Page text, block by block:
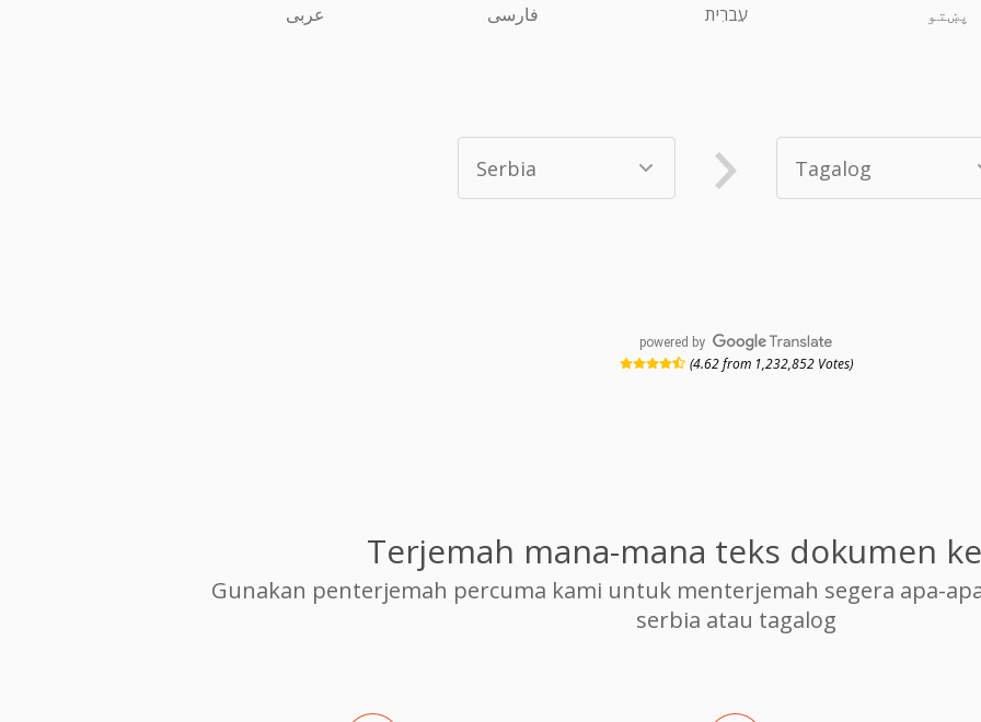
عربى
فارسی
עִברִית
پښتو
powered by
(4.62 from 1,232,852 Votes)
Terjemah mana-mana teks dokumen
Gunakan penterjemah percuma kami untuk menterjemah segera apa-
serbia atau tagalog